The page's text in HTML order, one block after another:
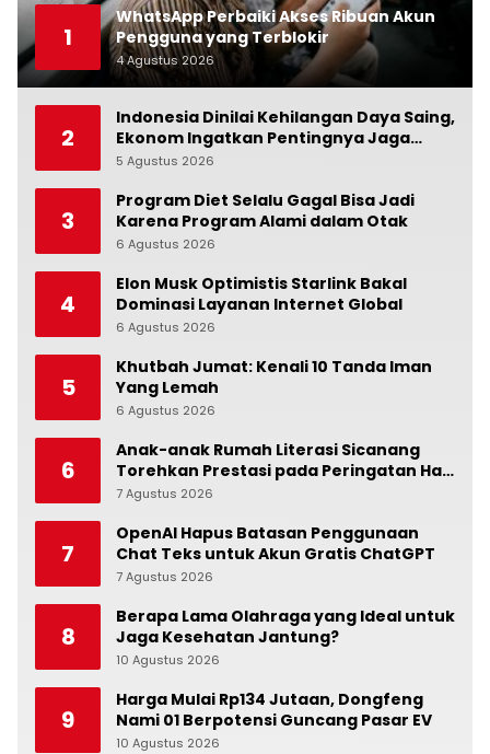
1
WhatsApp Perbaiki Akses Ribuan Akun
Pengguna yang Terblokir
4 Agustus 2026
2
Indonesia Dinilai Kehilangan Daya Saing,
Ekonom Ingatkan Pentingnya Jaga
Independensi Bank Indonesia
5 Agustus 2026
3
Program Diet Selalu Gagal Bisa Jadi
Karena Program Alami dalam Otak
6 Agustus 2026
4
Elon Musk Optimistis Starlink Bakal
Dominasi Layanan Internet Global
6 Agustus 2026
5
Khutbah Jumat: Kenali 10 Tanda Iman
Yang Lemah
6 Agustus 2026
6
Anak-anak Rumah Literasi Sicanang
Torehkan Prestasi pada Peringatan Hari
Anak Nasional di Kecamatan Medan
7 Agustus 2026
7
OpenAI Hapus Batasan Penggunaan
Chat Teks untuk Akun Gratis ChatGPT
7 Agustus 2026
8
Berapa Lama Olahraga yang Ideal untuk
Jaga Kesehatan Jantung?
10 Agustus 2026
9
Harga Mulai Rp134 Jutaan, Dongfeng
Nami 01 Berpotensi Guncang Pasar EV
10 Agustus 2026